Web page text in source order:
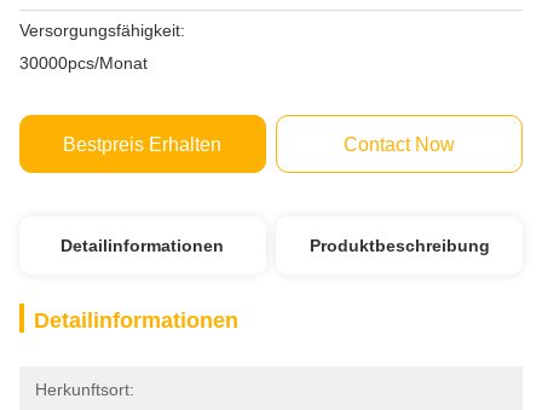
Versorgungsfähigkeit:
30000pcs/Monat
Bestpreis Erhalten Contact Now
Detailinformationen Produktbeschreibung
Detailinformationen
Herkunftsort: